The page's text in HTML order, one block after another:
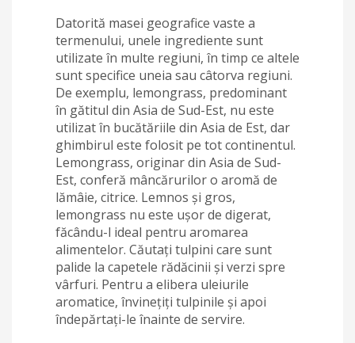
Datorită masei geografice vaste a
termenului, unele ingrediente sunt
utilizate în multe regiuni, în timp ce altele
sunt specifice uneia sau câtorva regiuni.
De exemplu, lemongrass, predominant
în gătitul din Asia de Sud-Est, nu este
utilizat în bucătăriile din Asia de Est, dar
ghimbirul este folosit pe tot continentul.
Lemongrass, originar din Asia de Sud-
Est, conferă mâncărurilor o aromă de
lămâie, citrice. Lemnos și gros,
lemongrass nu este ușor de digerat,
făcându-l ideal pentru aromarea
alimentelor. Căutați tulpini care sunt
palide la capetele rădăcinii și verzi spre
vârfuri. Pentru a elibera uleiurile
aromatice, învinețiți tulpinile și apoi
îndepărtați-le înainte de servire.